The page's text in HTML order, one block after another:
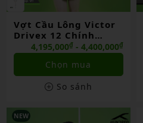
Vợt Cầu Lông Victor
Drivex 12 Chính
Hãng4,195,000₫ - 4,400,000₫
Chọn mua
So sánh
NEW